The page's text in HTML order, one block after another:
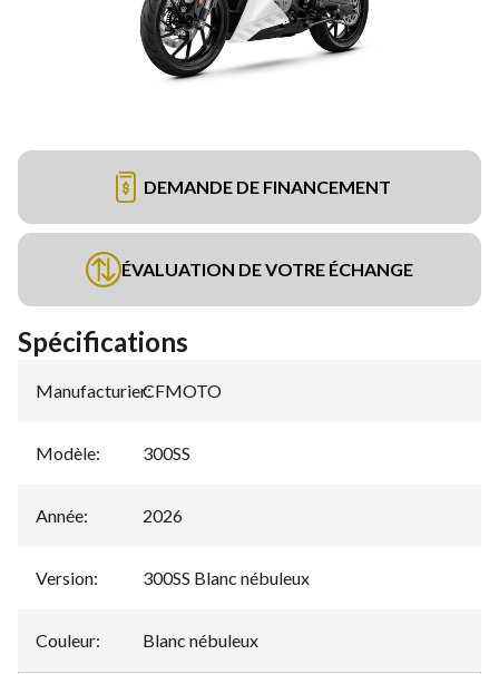
DEMANDE DE FINANCEMENT
ÉVALUATION DE VOTRE ÉCHANGE
Spécifications
Manufacturier:
CFMOTO
Modèle: 300SS
Année: 2026
Version: 300SS Blanc nébuleux
Couleur: Blanc nébuleux